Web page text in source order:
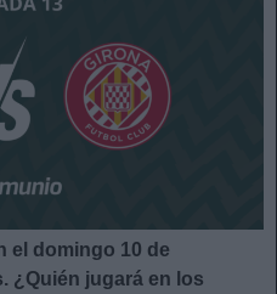
el domingo 10 de
¿Quién jugará en los